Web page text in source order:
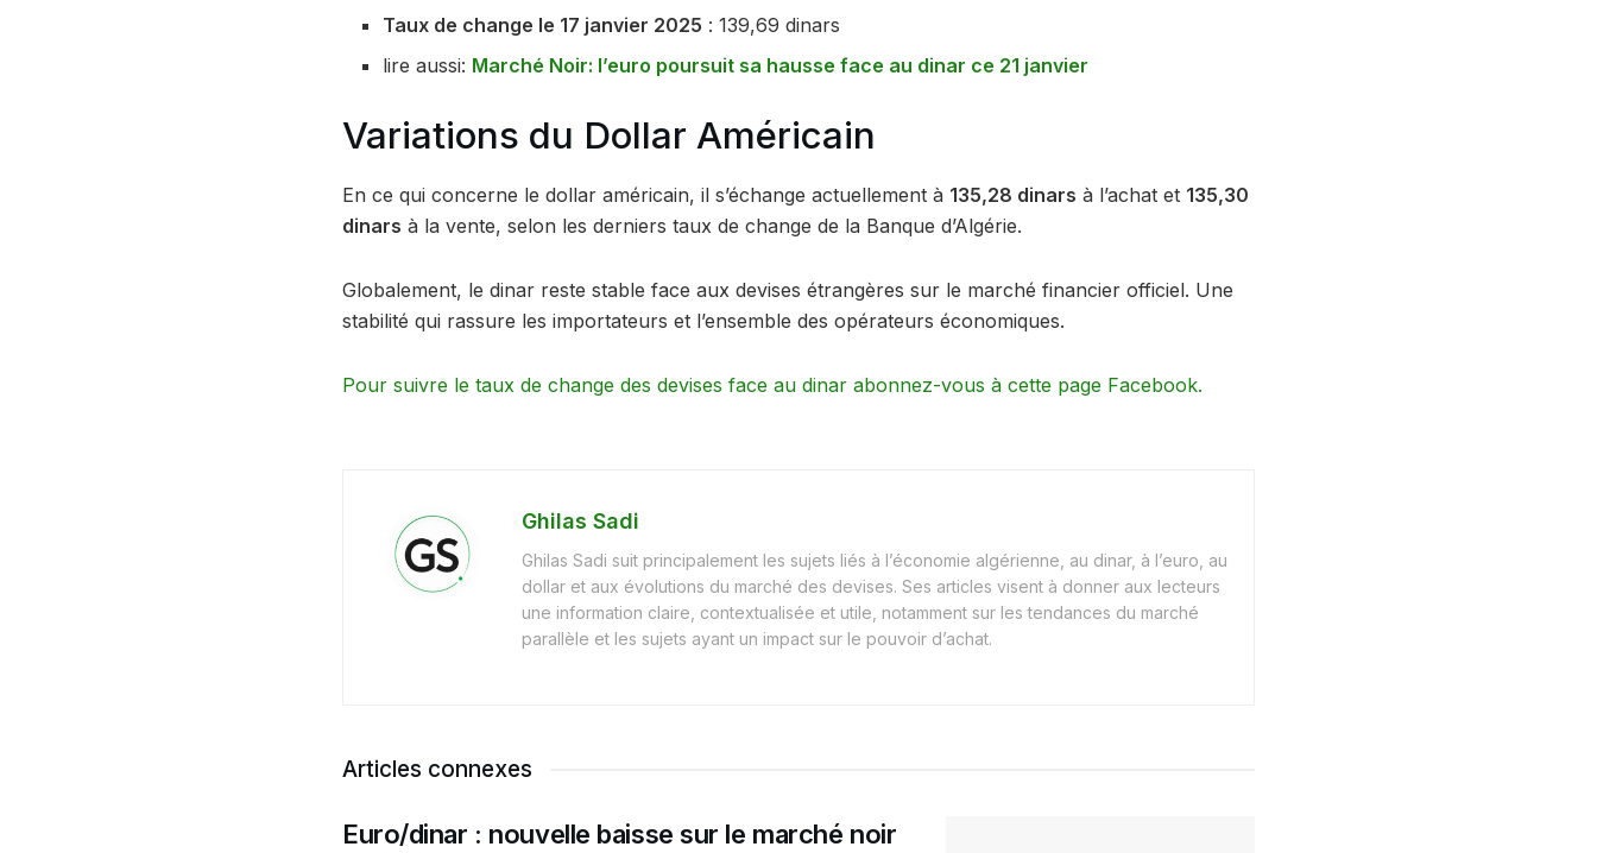
Taux de change le 17 janvier 2025 : 139,69 dinars
lire aussi: Marché Noir: l’euro poursuit sa hausse face au dinar ce 21 janvier
Variations du Dollar Américain
En ce qui concerne le dollar américain, il s’échange actuellement à 135,28 dinars à l’achat et 135,30
dinars à la vente, selon les derniers taux de change de la Banque d’Algérie.
Globalement, le dinar reste stable face aux devises étrangères sur le marché financier officiel. Une
stabilité qui rassure les importateurs et l’ensemble des opérateurs économiques.
Pour suivre le taux de change des devises face au dinar abonnez-vous à cette page Facebook.
Ghilas Sadi
Ghilas Sadi suit principalement les sujets liés à l’économie algérienne, au dinar, à l’euro, au
dollar et aux évolutions du marché des devises. Ses articles visent à donner aux lecteurs
une information claire, contextualisée et utile, notamment sur les tendances du marché
parallèle et les sujets ayant un impact sur le pouvoir d’achat.
Articles connexes
Euro/dinar : nouvelle baisse sur le marché noir